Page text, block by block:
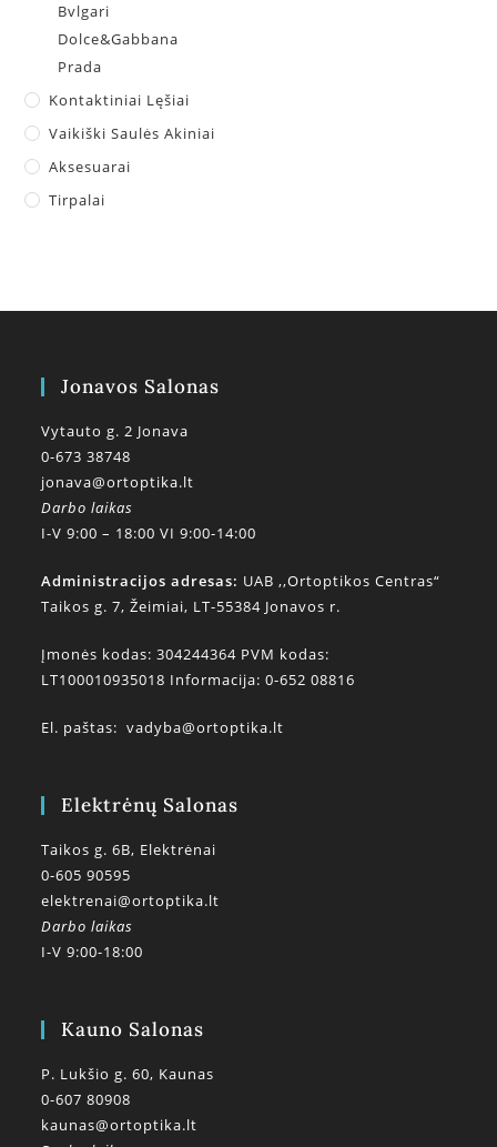
Bvlgari
Dolce&Gabbana
Prada
Kontaktiniai Lęšiai
Vaikiški Saulės Akiniai
Aksesuarai
Tirpalai
Jonavos Salonas
Vytauto g. 2 Jonava
0-673 38748
jonava@ortoptika.lt
Darbo laikas
I-V 9:00 – 18:00 VI 9:00-14:00
Administracijos adresas: UAB ,,Ortoptikos Centras“
Taikos g. 7, Žeimiai, LT-55384 Jonavos r.
Įmonės kodas: 304244364 PVM kodas:
LT100010935018 Informacija: 0-652 08816
El. paštas:vadyba@ortoptika.lt
Elektrėnų Salonas
Taikos g. 6B, Elektrėnai
0-605 90595
elektrenai@ortoptika.lt
Darbo laikas
I-V 9:00-18:00
Kauno Salonas
P. Lukšio g. 60, Kaunas
0-607 80908
kaunas@ortoptika.lt